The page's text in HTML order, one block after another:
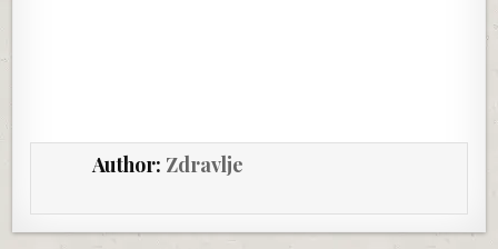
Author: Zdravlje